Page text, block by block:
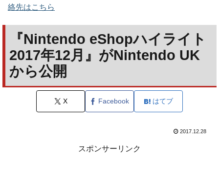
絡先はこちら
『Nintendo eShopハイライト
2017年12月』がNintendo UK
から公開
X Facebook はてブ
2017.12.28
スポンサーリンク